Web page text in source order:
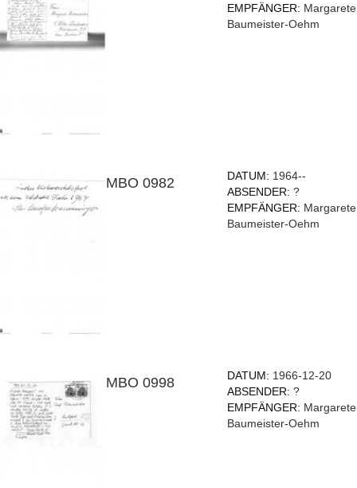
EMPFÄNGER: Margarete
Baumeister-Oehm
MBO 0982 DATUM: 1964--
ABSENDER:?
EMPFÄNGER: Margarete
Baumeister-Oehm
MBO 0998 DATUM: 1966-12-20
ABSENDER:?
EMPFÄNGER: Margarete
Baumeister-Oehm